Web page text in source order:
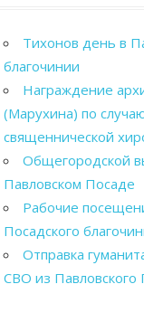
Тихонов день в
благочинии
Награждение
(Марухина) по
священнической
Общегородской
Павловском Посаде
Рабочие
Посадского
Отправка
СВО из Павловского